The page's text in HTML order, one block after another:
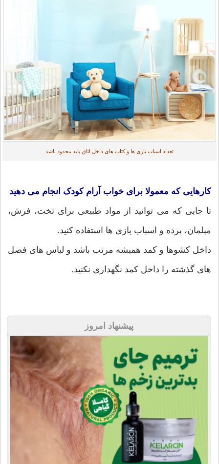
تعداد اسباب بازی ها و کتاب های داخل اتاق باید محدود باشد
کارهایی که معمولا برای خواب آرام کودک انجام می دهید
تا جایی که می توانید از مواد طبیعی برای تخت، فرش،
مبلمان، پرده و اسباب بازی ها استفاده کنید.
داخل کشوها و کمد همیشه مرتب باشد و لباس های فصل
های گذشته را داخل کمد نگهداری نکنید.
پیشنهاد امروز